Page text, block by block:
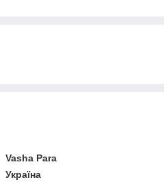
Vasha Para
Україна